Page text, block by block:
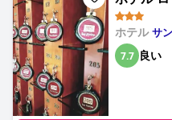
ら高く評価されています。フ
提案を提供し、宿泊客は親切
ます。スタッフは、宿泊客が
尽力しています。ホテル・ジ
さ、静けさについて、概ね肯
宿泊客は、ベッドが快適であ
ル・ジョリは、便利なロケー
旅行者にとって、確かな選択
ホテルサ
7.7 良い